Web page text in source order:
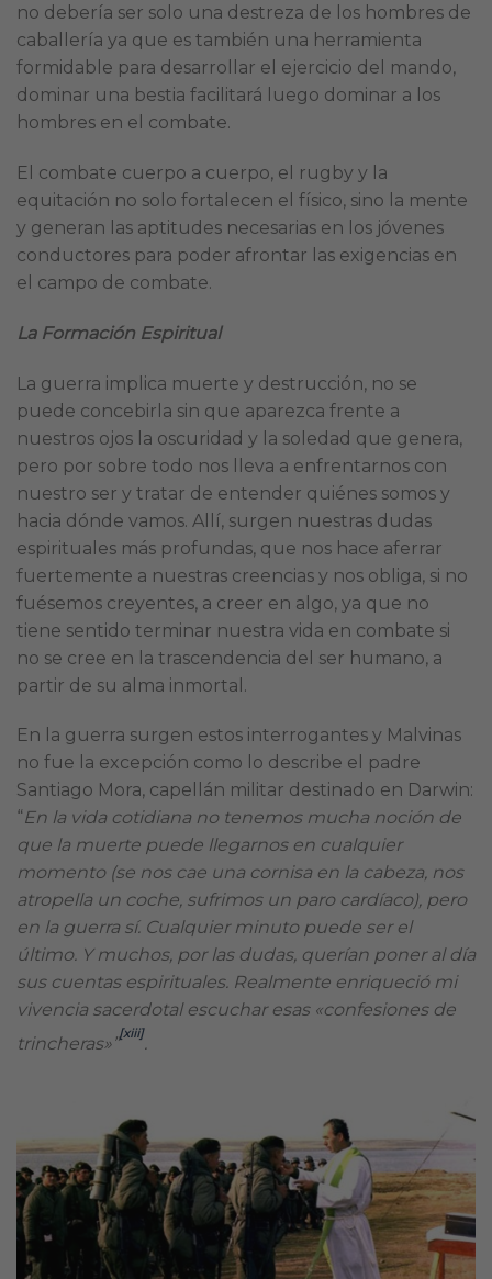
no debería ser solo una destreza de los hombres de
caballería ya que es también una herramienta
formidable para desarrollar el ejercicio del mando,
dominar una bestia facilitará luego dominar a los
hombres en el combate.
El combate cuerpo a cuerpo, el rugby y la
equitación no solo fortalecen el físico, sino la mente
y generan las aptitudes necesarias en los jóvenes
conductores para poder afrontar las exigencias en
el campo de combate.
La Formación Espiritual
La guerra implica muerte y destrucción, no se
puede concebirla sin que aparezca frente a
nuestros ojos la oscuridad y la soledad que genera,
pero por sobre todo nos lleva a enfrentarnos con
nuestro ser y tratar de entender quiénes somos y
hacia dónde vamos. Allí, surgen nuestras dudas
espirituales más profundas, que nos hace aferrar
fuertemente a nuestras creencias y nos obliga, si no
fuésemos creyentes, a creer en algo, ya que no
tiene sentido terminar nuestra vida en combate si
no se cree en la trascendencia del ser humano, a
partir de su alma inmortal.
En la guerra surgen estos interrogantes y Malvinas
no fue la excepción como lo describe el padre
Santiago Mora, capellán militar destinado en Darwin:
“En la vida cotidiana no tenemos mucha noción de
que la muerte puede llegarnos en cualquier
momento (se nos cae una cornisa en la cabeza, nos
atropella un coche, sufrimos un paro cardíaco), pero
en la guerra sí. Cualquier minuto puede ser el
último. Y muchos, por las dudas, querían poner al día
sus cuentas espirituales. Realmente enriqueció mi
vivencia sacerdotal escuchar esas «confesiones de
trincheras»”
[xiii]
.